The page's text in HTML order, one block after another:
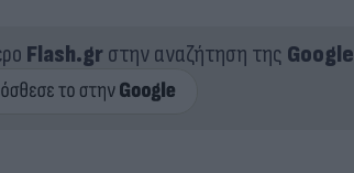
Flash.grστην αναζήτηση της Google